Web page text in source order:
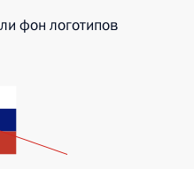
фон логотипов